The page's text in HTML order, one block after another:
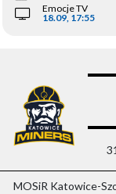
Emocje TV
18.09, 17:55
MOSiR Katowice-